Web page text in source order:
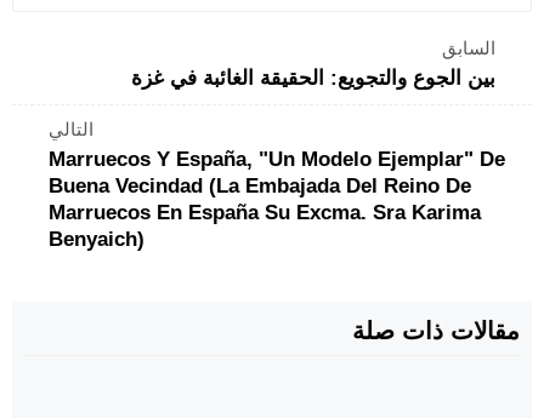
السابق
بين الجوع والتجويع: الحقيقة الغائبة في غزة
التالي
Marruecos Y España, "un Modelo Ejemplar" De
Buena Vecindad (La Embajada Del Reino De
Marruecos En España Su Excma. Sra Karima
Benyaich)
مقالات ذات صلة